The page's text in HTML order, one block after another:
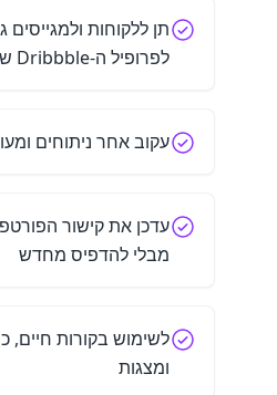
תן ללקוחות
לפרופיל ה-Dribbble שלך
עקוב אחר ניתוחים
עדכן את קישור
מבלי להדפיס מחדש
לשימוש בקורות חיים,
ומצגות